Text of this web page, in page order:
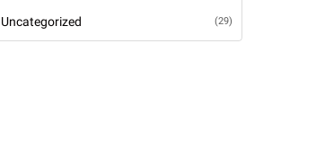
Uncategorized (29)